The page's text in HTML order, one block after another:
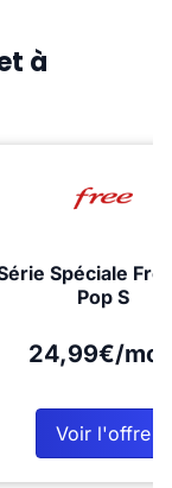
à
Spéciale
Pop S
24,99€/
Voir l'offre